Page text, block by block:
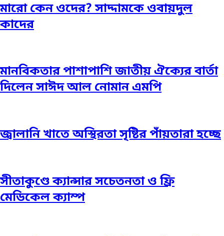
মারো কেন ওদের? সাদ্দামকে ওবায়দুল
কাদের
মানবিকতার পাশাপাশি জাতীয় ঐক্যের বার্তা
দিলেন সাঈদ আল নোমান এমপি
জ্বালানি খাতে অস্থিরতা সৃষ্টির পাঁয়তারা হচ্ছে
সীতাকুণ্ডে ক্যান্সার সচেতনতা ও ফ্রি
মেডিকেল ক্যাম্প